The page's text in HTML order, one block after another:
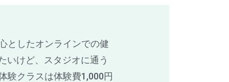
としたオンラインでの健
いけど、スタジオに通う
験クラスは体験費1,000円